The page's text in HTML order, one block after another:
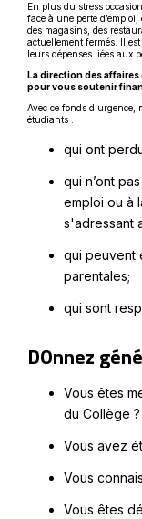
En plus du stress
face à une perte
des magasins, des
actuellement fermés. Il
leurs dépenses liées aux
La direction des
pour vous soutenir
Avec ce fonds d'urgence,
étudiants :
qui ont
qui n’ont
emploi ou à
s'adressant
qui peuvent
parentales;
qui sont
DOnnez
Vous êtes
du Collège ?
Vous avez
Vous
Vous êtes